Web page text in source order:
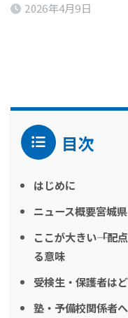
2026年4月9日
目次
はじめに
ニュース概要――宮
ここが大きい――「
る意味
受検生・保護者は
塾・予備校関係者